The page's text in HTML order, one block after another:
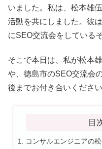
いました。私は、松本雄
活動を共にしました。彼
にSEO交流会をしている
そこで本日は、私が松本
や、徳島市のSEO交流会
後までお付き合いください
目
コンサルエンジニアの